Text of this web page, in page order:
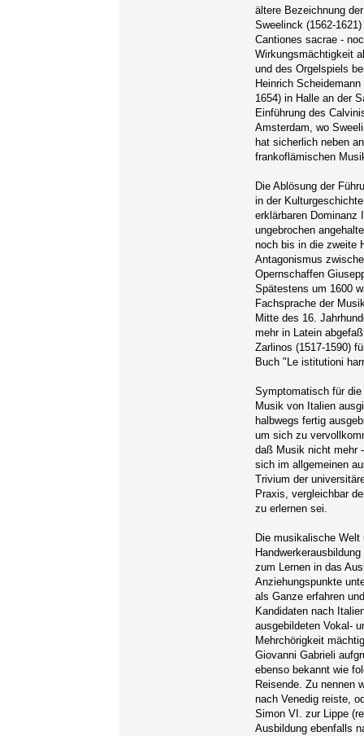
ältere Bezeichnung
Sweelinck (1562-
Cantiones sacrae -
Wirkungsmächtigkeit
und des Orgelspiels
Heinrich
1654) in Halle an der
Einführung des
Amsterdam, wo
hat sicherlich neben
frankoflämischen
Die Ablösung der
in der
erklärbaren Dominanz
ungebrochen
noch bis in die zweite
Antagonismus
Opernschaffen
Spätestens um 1600
Fachsprache der
Mitte des 16.
mehr in Latein
Zarlinos (1517-1590)
Buch "Le istitutioni
Symptomatisch für
Musik von Italien
halbwegs fertig
um sich zu
daß Musik nicht mehr
sich im allgemeinen
Trivium der
Praxis, vergleichbar
zu erlernen sei.
Die musikalische
zum Lernen in das
Anziehungspunkte
als Ganze erfahren
Kandidaten nach
ausgebildeten Vokal-
Mehrchörigkeit
Giovanni Gabrieli
ebenso bekannt wie
Reisende. Zu nennen
nach Venedig reiste,
Simon VI. zur Lippe
Ausbildung ebenfalls